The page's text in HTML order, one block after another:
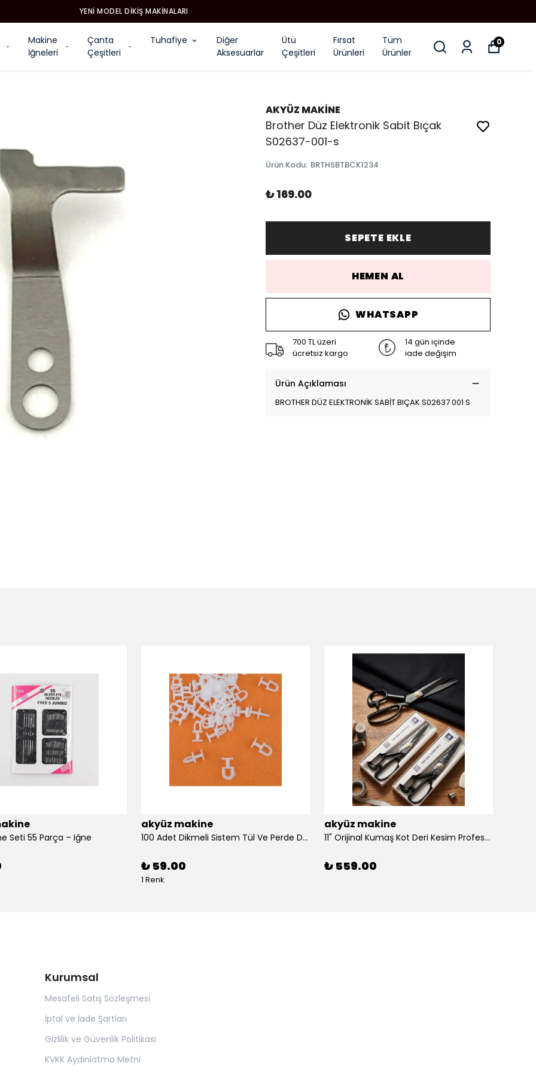
YENI MODEL DIKIŞ MAKINALARI
Makine
İğneleri
Çanta
Çeşitleri
Tuhafiye
Diğer
Aksesuarlar
Ütü
Çeşitleri
Fırsat
Ürünleri
Tüm
Ürünler
0
AKYÜZ MAKİNE
Brother Düz Elektronik Sabit Bıçak
S02637-001-s
Ürün Kodu: BRTHSBTBCK1234
₺ 169.00
SEPETE EKLE
HEMEN AL
WHATSAPP
700 TL üzeri
ücretsiz kargo
14 gün içinde
iade değişim
Ürün Açıklaması
BROTHER DÜZ ELEKTRONİK SABİT BIÇAK S02637 001 S
Seti 55 Parça – Iğne
akyüz makine
100 Adet Dikmeli Sistem Tül Ve Perde Düğmesi Korniş Halkası
₺ 59.00
1 Renk
akyüz makine
11" Orijinal Kumaş Kot Deri Kesim Profesyonel Terzi Makası, Dövme Alaşımlı Çelik Premium
₺ 559.00
Kurumsal
Mesafeli Satış Sözleşmesi
İptal ve İade Şartları
Gizlilik ve Güvenlik Politikası
KVKK Aydınlatma Metni